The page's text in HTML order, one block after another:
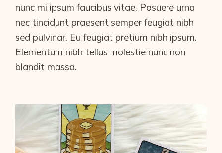
nunc mi ipsum faucibus vitae. Posuere urna
nec tincidunt praesent semper feugiat nibh
sed pulvinar. Eu feugiat pretium nibh ipsum.
Elementum nibh tellus molestie nunc non
blandit massa.